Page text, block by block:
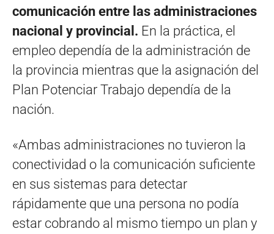
comunicación entre las administraciones
nacional y provincial. En la práctica, el
empleo dependía de la administración de
la provincia mientras que la asignación del
Plan Potenciar Trabajo dependía de la
nación.
«Ambas administraciones no tuvieron la
conectividad o la comunicación suficiente
en sus sistemas para detectar
rápidamente que una persona no podía
estar cobrando al mismo tiempo un plan y